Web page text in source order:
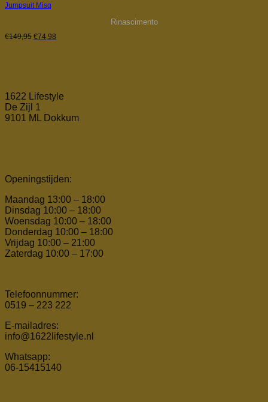
Jumpsuit Misq
Rinascimento
€149,95 Oorspronkelijke
€74,98
1622 Lifestyle
De Zijl 1
9101 ML Dokkum
Openingstijden:
Maandag 13:00 – 18:00
Dinsdag 10:00 – 18:00
Woensdag 10:00 – 18:00
Donderdag 10:00 – 18:00
Vrijdag 10:00 – 21:00
Zaterdag 10:00 – 17:00
Telefoonnummer:
0519 – 223 222
E-mailadres:
info@1622lifestyle.nl
Whatsapp:
06-15415140